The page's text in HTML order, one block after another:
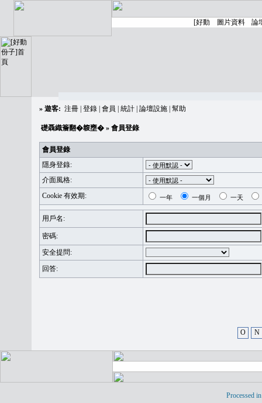
» 遊客: 注冊 登錄 會員 統計 論壇設施 幫助
礎聶織簷翻�䪖壅� » 會員登錄
會員登錄
隱身登錄:
介面風格:
Cookie 有效期:
一年 一個月 一天
用戶名:
密碼:
安全提問:
回答:
O N
Processed